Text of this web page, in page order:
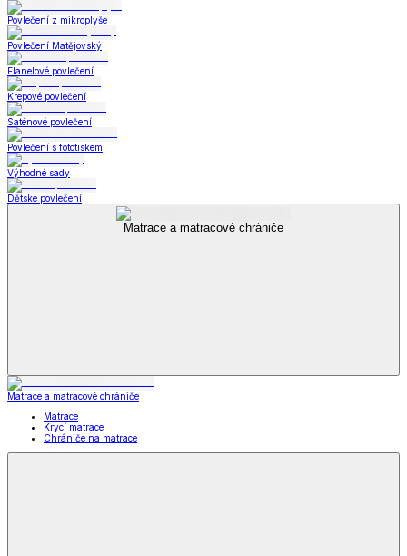
Povlečení z mikroplyše
Povlečení Matějovský
Flanelové povlečení
Krepové povlečení
Saténové povlečení
Povlečení s fototiskem
Výhodné sady
Dětské povlečení
Matrace a matracové chrániče
Matrace a matracové chrániče
Matrace
Krycí matrace
Chrániče na matrace